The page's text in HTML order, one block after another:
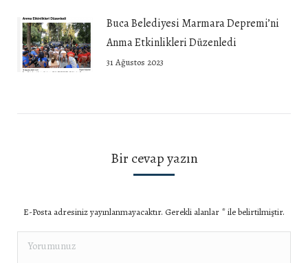
Buca Belediyesi Marmara Depremi’ni
Anma Etkinlikleri Düzenledi
31 Ağustos 2023
Bir cevap yazın
E-Posta adresiniz yayınlanmayacaktır. Gerekli alanlar *ile belirtilmiştir.
Yorumunuz